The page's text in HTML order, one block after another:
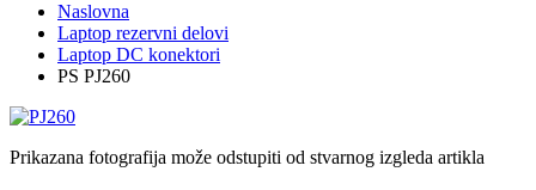
Naslovna
Laptop rezervni delovi
Laptop DC konektori
PS PJ260
Prikazana fotografija može odstupiti od stvarnog izgleda artikla